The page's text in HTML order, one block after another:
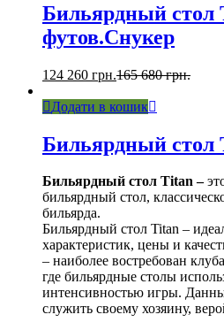
Бильярдный стол
футов.Снукер
124 260 грн.165 680грн.
Додати в кошик
Бильярдный стол
Бильярдный стол Titan –
бильярдный стол,
бильярда.
Бильярдный стол Titan –
характеристик, цены и
– наиболее востребован
где бильярдные столы
интенсивностью игры.
служить своему хозяину,